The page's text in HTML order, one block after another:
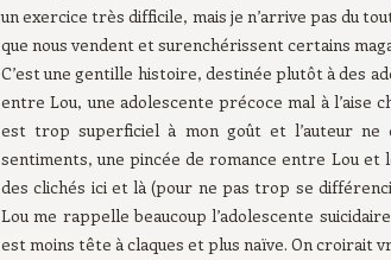
un exercice très difficile, mais je n’arrive pas du
que nous vendent et surenchérissent certains
C’est une gentille histoire, destinée plutôt à des
entre Lou, une adolescente précoce mal à l’aise
est trop superficiel à mon goût et l’auteur ne
sentiments, une pincée de romance entre Lou et
des clichés ici et là (pour ne pas trop se
Lou me rappelle beaucoup l’adolescente
est moins tête à claques et plus naïve. On croirait